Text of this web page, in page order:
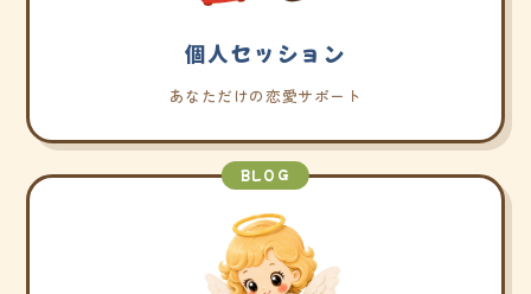
個人セッション
あなただけの恋愛サポート
BLOG